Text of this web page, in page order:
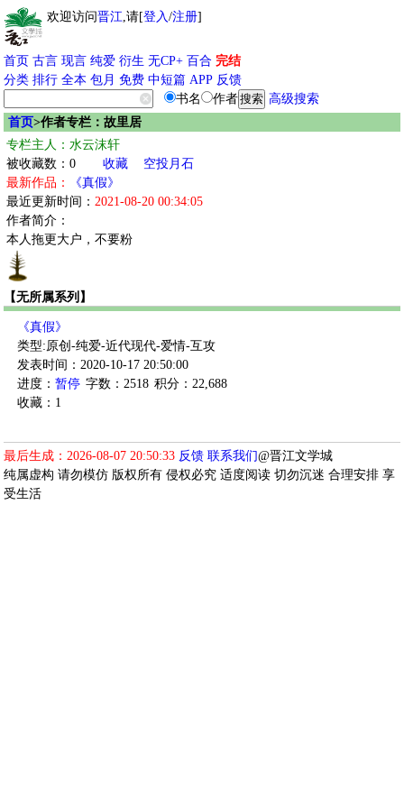
欢迎访问晋江,请[登入/注册]
首页 古言 现言 纯爱 衍生 无CP+ 百合 完结
分类 排行 全本 包月 免费 中短篇 APP 反馈
书名
作者
高级搜索
首页>作者专栏：故里居
专栏主人：水云沫轩
被收藏数：0
收藏
空投月石
最新作品：
《真假》
最近更新时间： 2021-08-20 00:34:05
作者简介：
本人拖更大户，不要粉
【无所属系列】
《真假》
类型:原创-纯爱-近代现代-爱情-互攻
发表时间：2020-10-17 20:50:00
进度： 暂停 字数：2518 积分：22,688
收藏：1
最后生成：2026-08-07 20:50:33 反馈 联系我们@晋江文学城
纯属虚构 请勿模仿 版权所有 侵权必究 适度阅读 切勿沉迷 合理安排 享
受生活